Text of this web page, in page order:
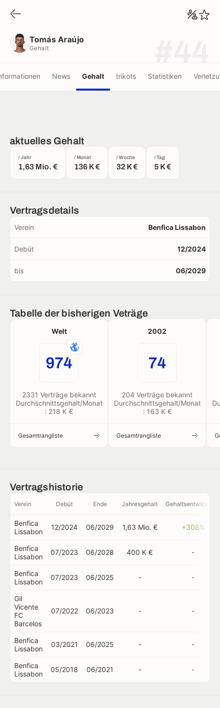
Tomás Araújo
Gehalt
News Gehalt trikots Statistiken
aktuelles Gehalt
/ Jahr
1,63 Mio. €
/ Monat
136 K €
/ Woche
32 K €
/ Tag
5 K €
Vertragsdetails
Verein Benfica Lissabon
Debüt 12/2024
bis 06/2029
Tabelle der bisherigen Veträge
Welt
974
2331 Verträge bekannt
Durchschnittsgehalt/Monat
: 218 K €
Gesamtrangliste
2002
74
204 Verträge bekannt
Durchschnittsgehalt/Monat
: 163 K €
Gesamtrangliste
Vertragshistorie
Verein Debüt Ende Jahresgehalt Gehaltsentwicklung
Benfica
Lissabon
12/2024 06/2029 1,63 Mio. € +308%
Benfica
Lissabon
07/2023 06/2028 400 K € -
Benfica
Lissabon
07/2023 06/2025 - -
Gil
Vicente
FC
Barcelos
07/2022 06/2023 - -
Benfica
Lissabon
03/2021 06/2025 - -
Benfica
Lissabon
05/2018 06/2021 - -